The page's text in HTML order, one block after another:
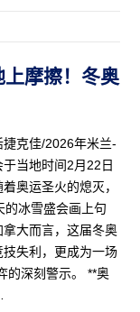
上摩擦！冬奥
克佳/2026年米兰-
当地时间2月22日
奥运圣火的熄灭，
的冰雪盛会画上句
大而言，这届冬奥
失利，更成为一场
的深刻警示。 **奥